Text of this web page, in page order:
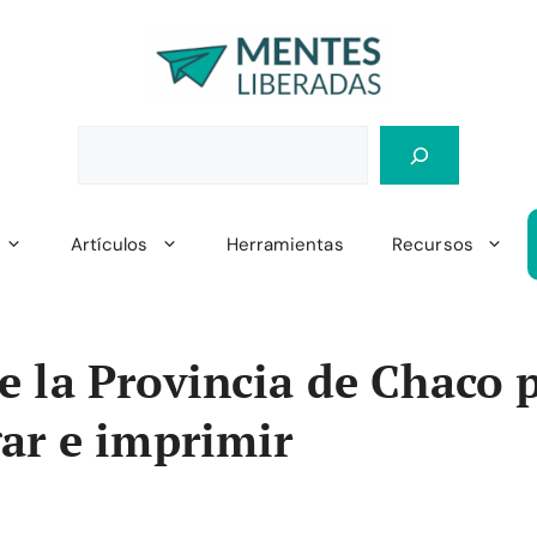
Artículos Herramientas Recursos
la Provincia de Chaco
e imprimir